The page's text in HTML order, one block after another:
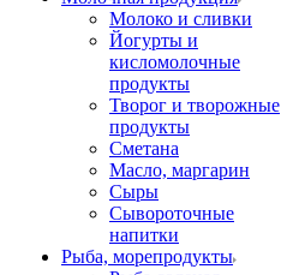
Молоко и сливки
Йогурты и
кисломолочные
продукты
Творог и творожные
продукты
Сметана
Масло, маргарин
Сыры
Сывороточные
напитки
Рыба, морепродукты